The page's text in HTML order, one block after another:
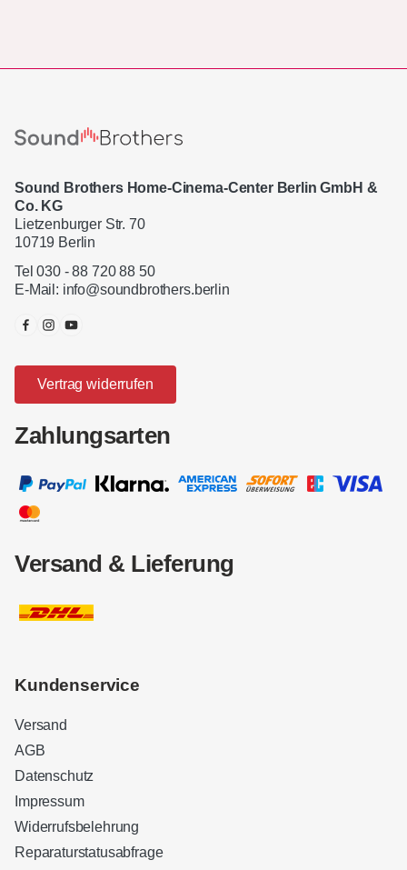
Sound Brothers Home-Cinema-Center Berlin GmbH &
Co. KG
Lietzenburger Str. 70
10719 Berlin
Tel 030 - 88 720 88 50
E-Mail: info@soundbrothers.berlin
Vertrag widerrufen
Zahlungsarten
Versand & Lieferung
Kundenservice
Versand
AGB
Datenschutz
Impressum
Widerrufsbelehrung
Reparaturstatusabfrage